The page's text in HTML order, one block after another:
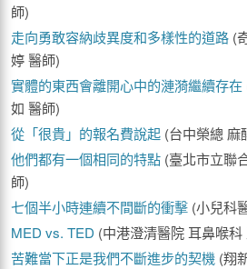
師)
走向勇敢容納歧異度和多樣性的道路 (
婷 醫師)
實體的東西會離開心中的漣漪繼續存在
如 醫師)
從「很貴」的報名費說起 (台中榮總 麻
他們都有一個相同的特點 (臺北市立聯
師)
七個半小時連續不間斷的衝擊 (小兒科
MED vs. TED (中港澄清醫院 耳鼻喉科
苦難當下正是我們不斷進步的契機 (翔